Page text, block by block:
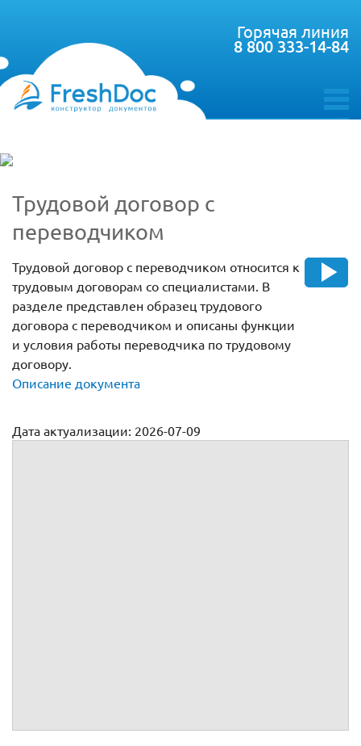
toggle
Горячая линия
8 800 333-14-84
Трудовой договор с
переводчиком
Трудовой договор с переводчиком относится к
трудовым договорам со специалистами. В
разделе представлен образец трудового
договора с переводчиком и описаны функции
и условия работы переводчика по трудовому
договору.
Описание документа
Дата актуализации: 2026-07-09